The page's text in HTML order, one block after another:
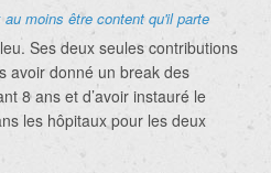
au moins être content qu'il parte
Ses deux seules contributions
avoir donné un break des
8 ans et d’avoir instauré le
les hôpitaux pour les deux